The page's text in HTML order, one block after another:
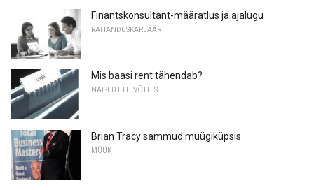
Finantskonsultant-määratlus ja ajalugu
RAHANDUSKARJÄÄR
Mis baasi rent tähendab?
NAISED ETTEVÕTTES
Brian Tracy sammud müügiküpsis
MÜÜK